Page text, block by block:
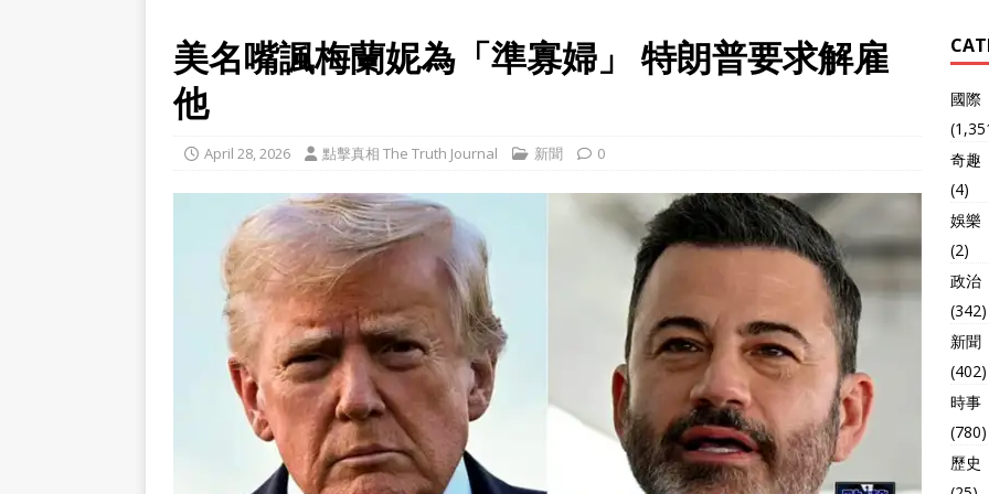
美名嘴諷梅蘭妮為「準寡婦」 特朗普要求解雇
他
April 28, 2026 點擊真相 The Truth Journal 新聞 0
國際
奇趣
(4)
娛樂
(2)
政治
(342)
新聞
(402)
時事
(780)
歷史